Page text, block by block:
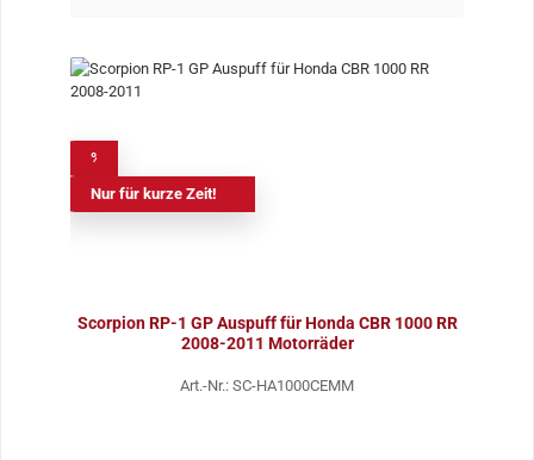
Nur für kurze Zeit!
Scorpion RP-1 GP Auspuff für Honda CBR 1000 RR
2008-2011 Motorräder
Art.-Nr.: SC-HA1000CEMM